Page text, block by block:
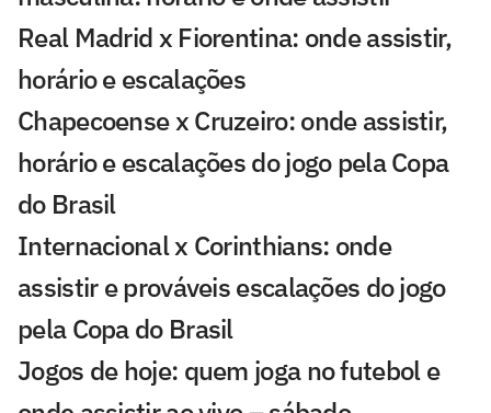
Real Madrid x Fiorentina: onde assistir,
horário e escalações
Chapecoense x Cruzeiro: onde assistir,
horário e escalações do jogo pela Copa
do Brasil
Internacional x Corinthians: onde
assistir e prováveis escalações do jogo
pela Copa do Brasil
Jogos de hoje: quem joga no futebol e